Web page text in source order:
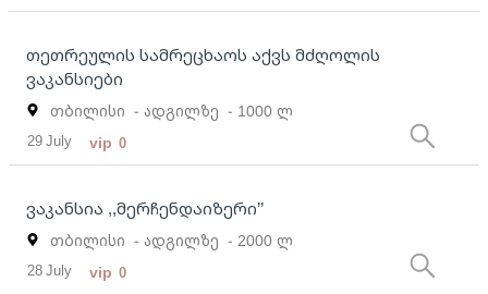
თეთრეულის სამრეცხაოს აქვს მძღოლის
ვაკანსიები
თბილისი - ადგილზე - 1000 ლ
29 July vip 0
ვაკანსია ,,მერჩენდაიზერი’’
თბილისი - ადგილზე - 2000 ლ
28 July vip 0